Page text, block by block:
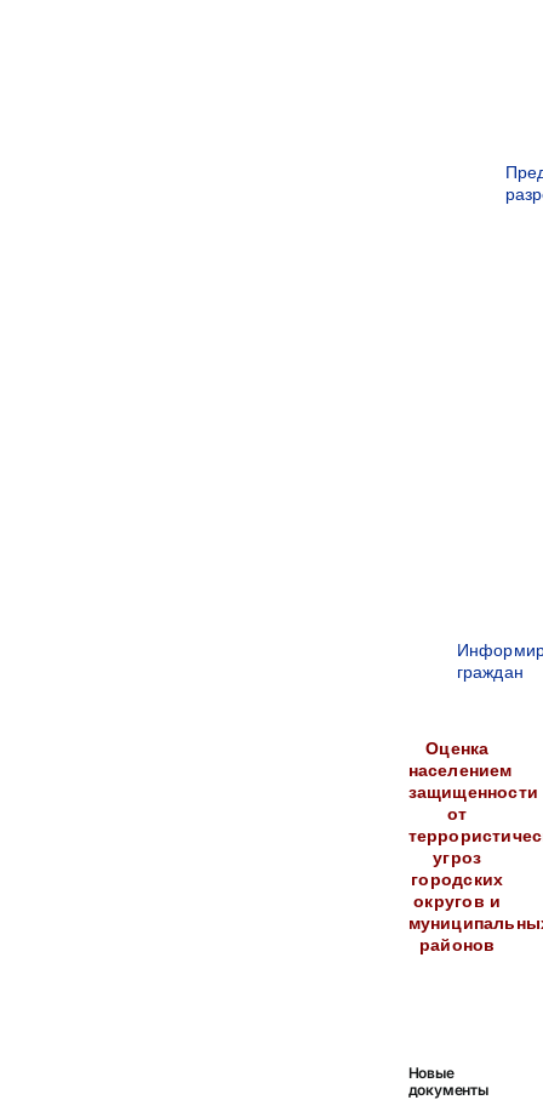
граждан
Оценка
населением
защищенности
от
угроз
городских
округов и
районов
Новые
документы